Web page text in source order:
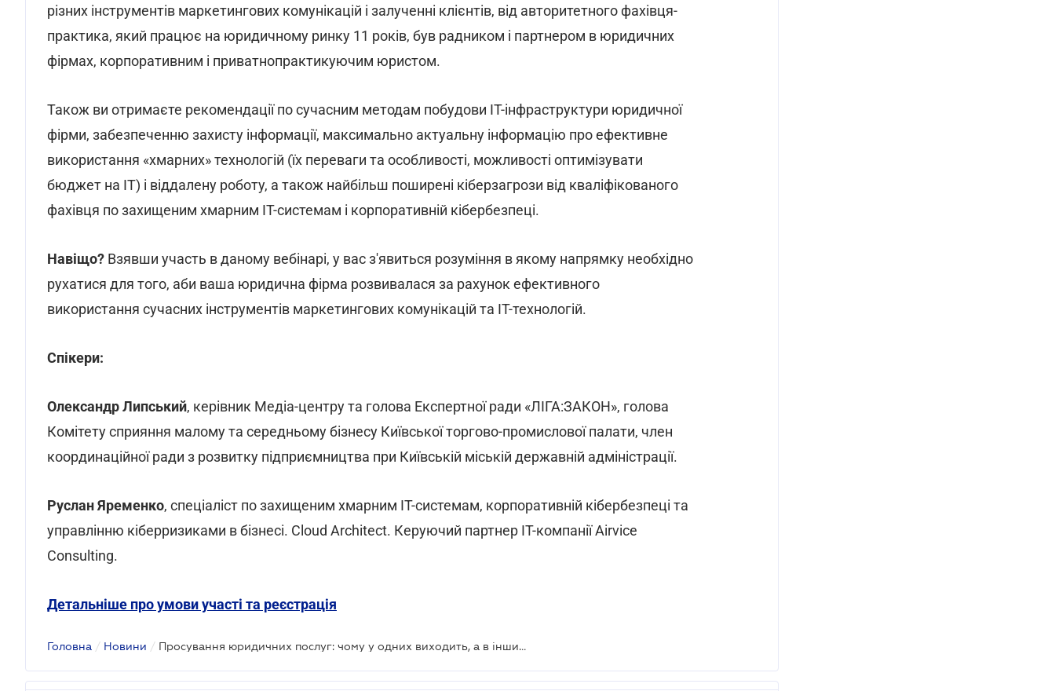
різних інструментів маркетингових комунікацій і залученні клієнтів, від авторитетного фахівця-
практика, який працює на юридичному ринку 11 років, був радником і партнером в юридичних
фірмах, корпоративним і приватнопрактикуючим юристом.
Також ви отримаєте рекомендації по сучасним методам побудови IT-інфраструктури юридичної
фірми, забезпеченню захисту інформації, максимально актуальну інформацію про ефективне
використання «хмарних» технологій (їх переваги та особливості, можливості оптимізувати
бюджет на IT) і віддалену роботу, а також найбільш поширені кіберзагрози від кваліфікованого
фахівця по захищеним хмарним IT-системам і корпоративній кібербезпеці.
Навіщо? Взявши участь в даному вебінарі, у вас з'явиться розуміння в якому напрямку необхідно
рухатися для того, аби ваша юридична фірма розвивалася за рахунок ефективного
використання сучасних інструментів маркетингових комунікацій та IT-технологій.
Спікери:
Олександр Липський, керівник Медіа-центру та голова Експертної ради «ЛІГА:ЗАКОН», голова
Комітету сприяння малому та середньому бізнесу Київської торгово-промислової палати, член
координаційної ради з розвитку підприємництва при Київській міській державній адміністрації.
Руслан Яременко, спеціаліст по захищеним хмарним IТ-системам, корпоративній кібербезпеці та
управлінню кіберризиками в бізнесі. Cloud Architect. Керуючий партнер IТ-компанії Airvice
Consulting.
Детальніше про умови участі та реєстрація
Головна / Новини / Просування юридичних послуг: чому у одних виходить, а в інших – ні. Віддалена робота в юридичному бізнесі